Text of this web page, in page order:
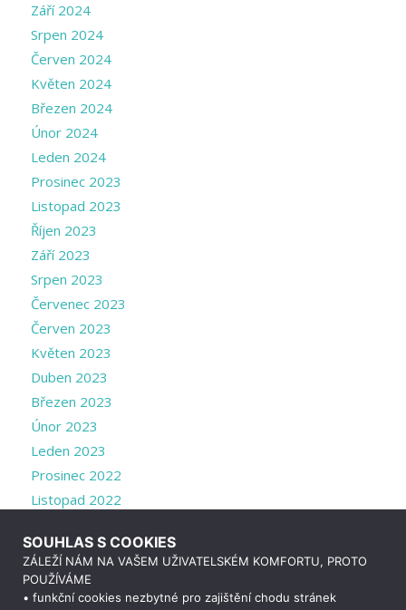
Září 2024
Srpen 2024
Červen 2024
Květen 2024
Březen 2024
Únor 2024
Leden 2024
Prosinec 2023
Listopad 2023
Říjen 2023
Září 2023
Srpen 2023
Červenec 2023
Červen 2023
Květen 2023
Duben 2023
Březen 2023
Únor 2023
Leden 2023
Prosinec 2022
Listopad 2022
Září 2022
Srpen 2022
Červenec 2022
SOUHLAS S COOKIES
ZÁLEŽÍ NÁM NA VAŠEM UŽIVATELSKÉM KOMFORTU, PROTO
POUŽÍVÁME
• funkční cookies nezbytné pro zajištění chodu stránek